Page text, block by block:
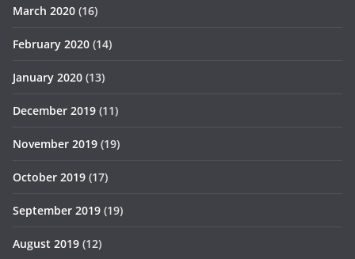
March 2020 (16)
February 2020 (14)
January 2020 (13)
December 2019 (11)
November 2019 (19)
October 2019 (17)
September 2019 (19)
August 2019 (12)